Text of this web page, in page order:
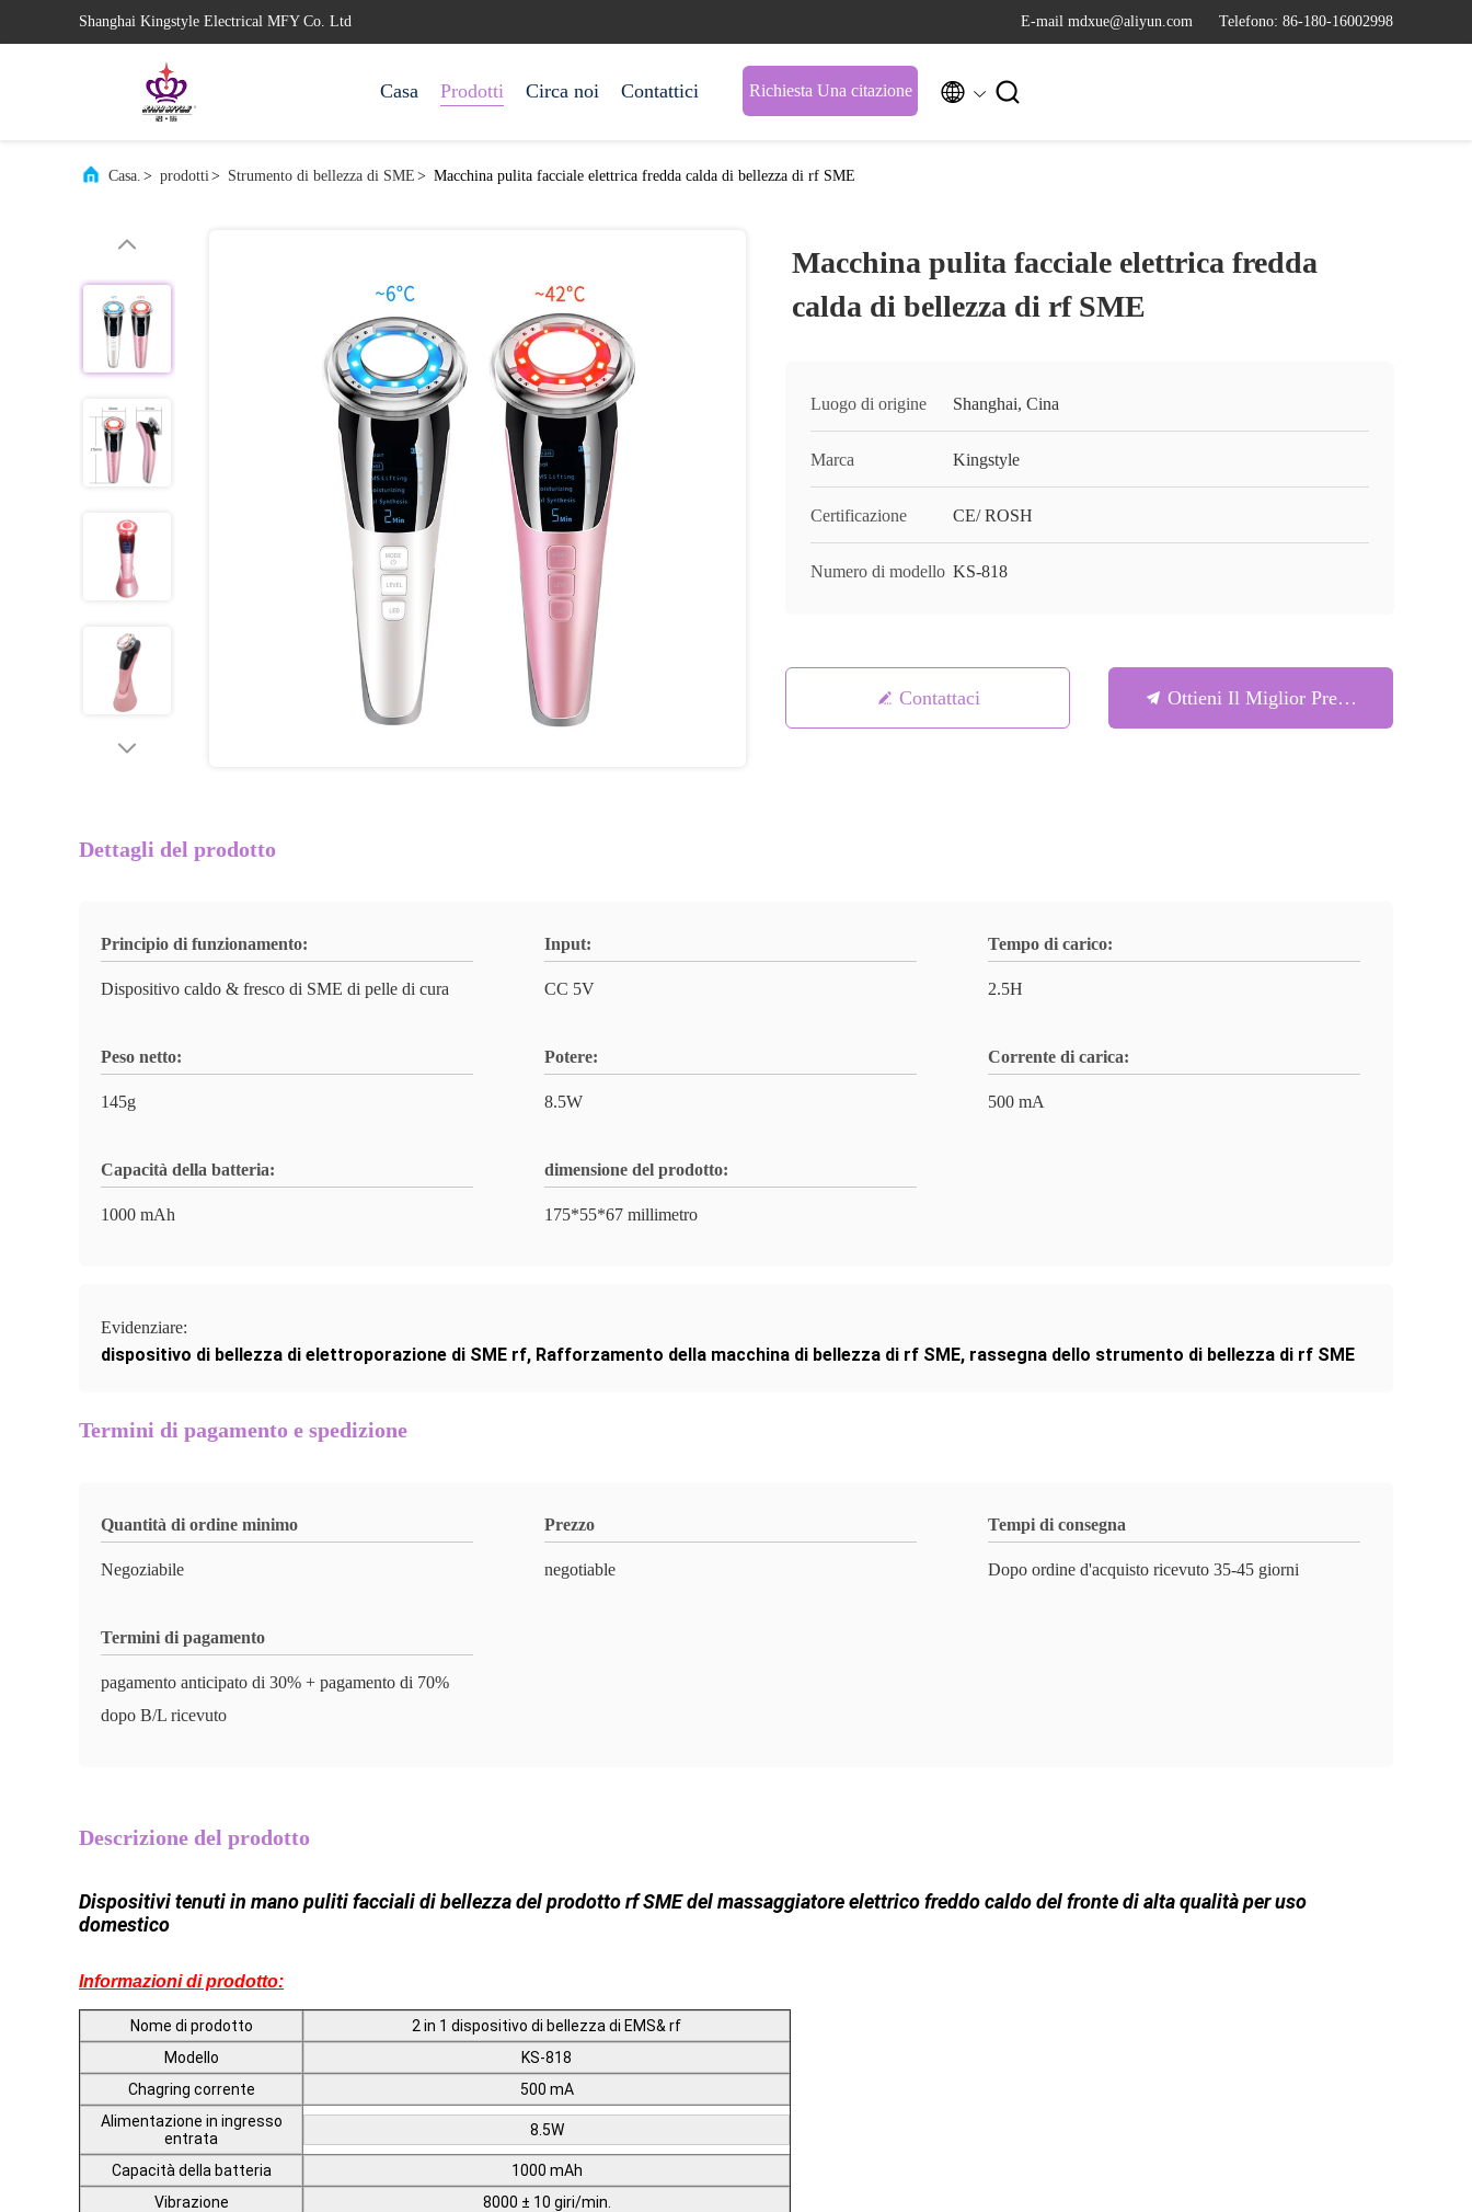
Shanghai Kingstyle Electrical MFY Co. Ltd E-mail mdxue@aliyun.com Telefono: 86-180-16002998
Casa Prodotti Circa noi Contattici Richiesta Una citazione  
Casa. > prodotti> Strumento di bellezza di SME > Macchina pulita facciale elettrica fredda calda di bellezza di rf SME
Macchina pulita facciale elettrica fredda
calda di bellezza di rf SME
Luogo di origine Shanghai, Cina
Marca Kingstyle
Certificazione CE/ ROSH
Numero di modello KS-818
Contattaci Ottieni Il Miglior Prezzo
Dettagli del prodotto
Principio di funzionamento:
Dispositivo caldo & fresco di SME di pelle di cura
Input:
CC 5V
Tempo di carico:
2.5H
Peso netto:
145g
Potere:
8.5W
Corrente di carica:
500 mA
Capacità della batteria:
1000 mAh
dimensione del prodotto:
175*55*67 millimetro
Evidenziare:
dispositivo di bellezza di elettroporazione di SME rf, Rafforzamento della macchina di bellezza di rf SME, rassegna dello strumento di bellezza di rf SME
Termini di pagamento e spedizione
Quantità di ordine minimo
Negoziabile
Prezzo
negotiable
Tempi di consegna
Dopo ordine d'acquisto ricevuto 35-45 giorni
Termini di pagamento
pagamento anticipato di 30% + pagamento di 70%
dopo B/L ricevuto
Descrizione del prodotto
Dispositivi tenuti in mano puliti facciali di bellezza del prodotto rf SME del massaggiatore elettrico freddo caldo del fronte di alta qualità per uso
domestico
Informazioni di prodotto:
Nome di prodotto
2 in 1 dispositivo di bellezza di EMS& rf
Modello
KS-818
Chagring corrente
500 mA
Alimentazione in ingresso
entrata
8.5W
Capacità della batteria
1000 mAh
Vibrazione
8000 ± 10 giri/min.